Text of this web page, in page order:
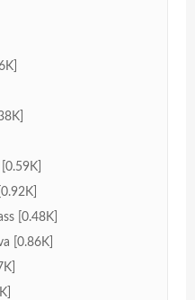
[0.48K]
[0.86K]